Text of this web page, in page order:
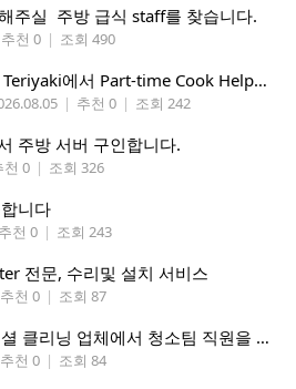
주실 주방 급식 staff를 찾습니다.
추천 0 | 조회 490
South Everett에 위치한 Teriyaki에서 Part-time Cook Helper 구합니다. Mon-Sat, 4:00 pm-8:30 pm
| 추천 0 | 조회 242
주방 서버 구인합니다.
천 0 | 조회 326
니다
추천 0 | 조회 243
전문, 수리및 설치 서비스
추천 0 | 조회 87
레드몬드에 위치한 커머셜 클리닝 업체에서 청소팀 직원을 모집합니다.
추천 0 | 조회 84